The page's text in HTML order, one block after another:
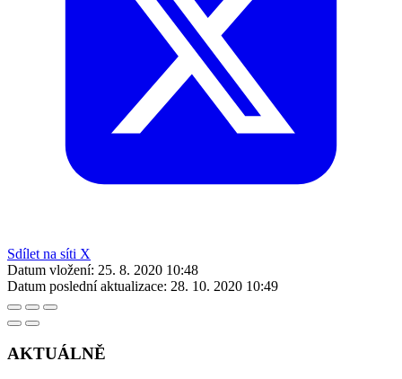
Sdílet na síti X
Datum vložení: 25. 8. 2020 10:48
Datum poslední aktualizace: 28. 10. 2020 10:49
AKTUÁLNĚ